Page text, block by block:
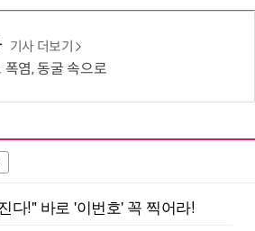
기사 더보기
염, 동굴 속으로